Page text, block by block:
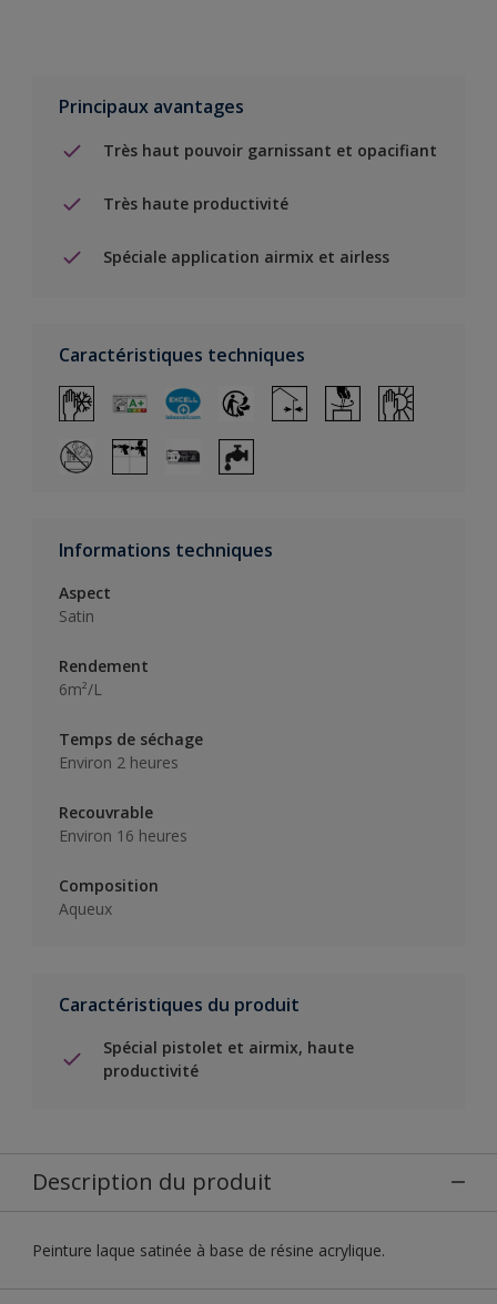
Principaux avantages
Très haut pouvoir garnissant et opacifiant
Très haute productivité
Spéciale application airmix et airless
Caractéristiques techniques
Informations techniques
Aspect
Satin
Rendement
6m²/L
Temps de séchage
Environ 2 heures
Recouvrable
Environ 16 heures
Composition
Aqueux
Caractéristiques du produit
Spécial pistolet et airmix, haute
productivité
Description du produit
Peinture laque satinée à base de résine acrylique.